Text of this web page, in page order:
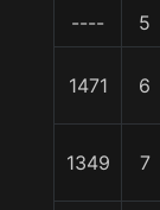
---- 5
1471 6
1349 7